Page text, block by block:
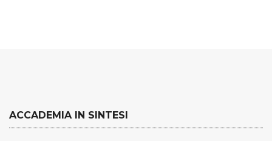
ACCADEMIA IN SINTESI